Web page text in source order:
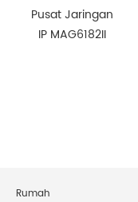
Pusat Jaringan
IP MAG6182II
Rumah